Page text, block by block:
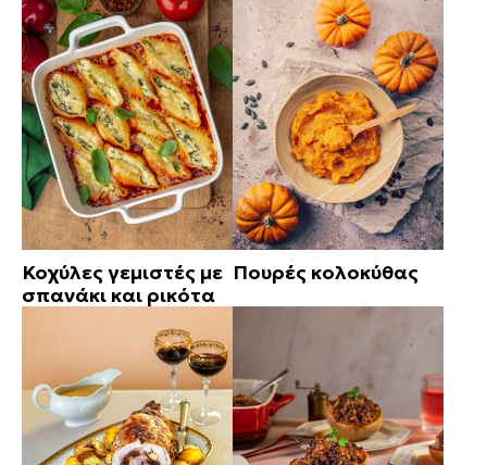
Κοχύλες γεμιστές με
σπανάκι και ρικότα
Πουρές κολοκύθας